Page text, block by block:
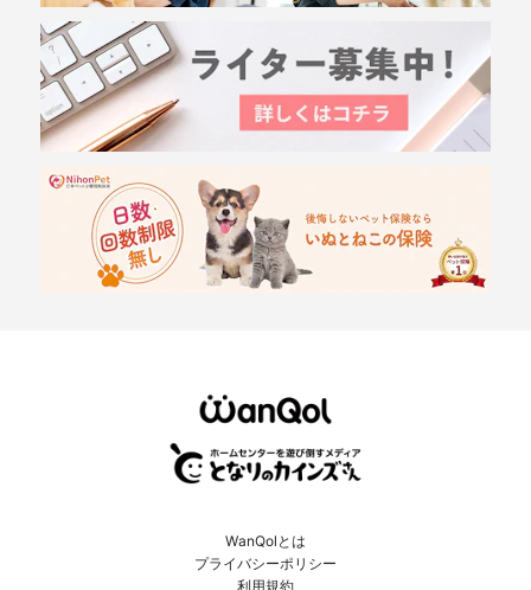
WanQolとは
プライバシーポリシー
利用規約